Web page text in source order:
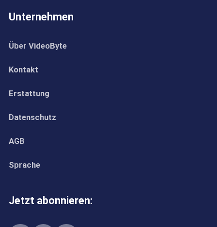
Unternehmen
Über VideoByte
Kontakt
Erstattung
Datenschutz
AGB
Sprache
Jetzt abonnieren: